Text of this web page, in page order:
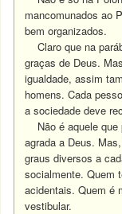
mancomunados ao
bem organizados.
Claro que na
graças de Deus.
igualdade, assim
homens. Cada
a sociedade deve
Não é aquele que
agrada a Deus.
graus diversos a
socialmente. Quem
acidentais. Quem é
vestibular.